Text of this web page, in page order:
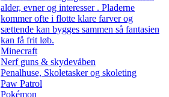
alder, evner og interesser . Pladerne
kommer ofte i flotte klare farver og
sættende kan bygges sammen så fantasien
kan få frit løb.
Minecraft
Nerf guns & skydevåben
Penalhuse, Skoletasker og skoleting
Paw Patrol
Pokémon